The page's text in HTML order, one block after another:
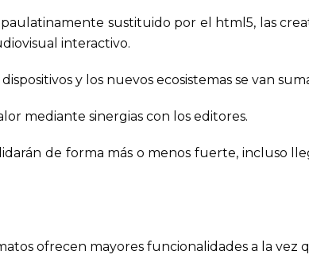
sustituido por el html5, las
interactivo.
y los nuevos ecosistemas se van
mediante sinergias con los editores.
de forma más o menos fuerte, incluso
ofrecen mayores funcionalidades a la vez